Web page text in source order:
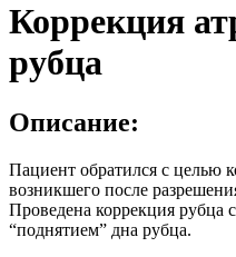
Коррекция
рубца
Описание:
Пациент обратился с целью
возникшего после
Проведена коррекция рубца
“поднятием” дна рубца.